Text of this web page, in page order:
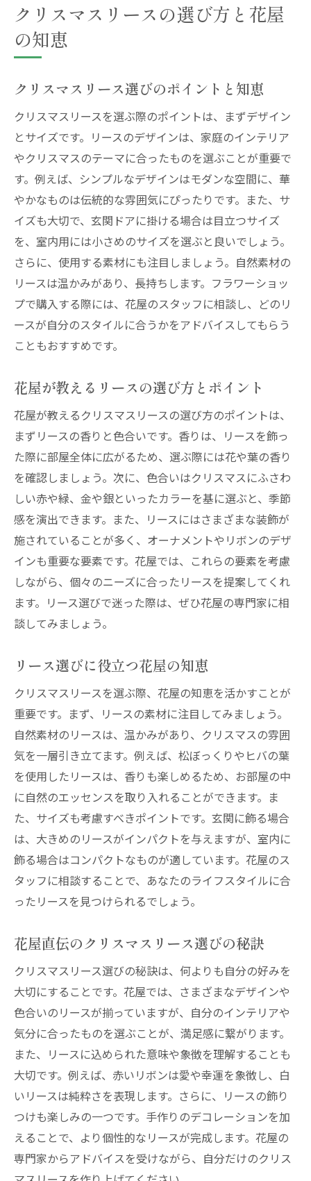
クリスマスリースの選び方と花屋
の知恵
クリスマスリース選びのポイントと知恵
クリスマスリースを選ぶ際のポイントは、まずデザイン
とサイズです。リースのデザインは、家庭のインテリア
やクリスマスのテーマに合ったものを選ぶことが重要で
す。例えば、シンプルなデザインはモダンな空間に、華
やかなものは伝統的な雰囲気にぴったりです。また、サ
イズも大切で、玄関ドアに掛ける場合は目立つサイズ
を、室内用には小さめのサイズを選ぶと良いでしょう。
さらに、使用する素材にも注目しましょう。自然素材の
リースは温かみがあり、長持ちします。フラワーショッ
プで購入する際には、花屋のスタッフに相談し、どのリ
ースが自分のスタイルに合うかをアドバイスしてもらう
こともおすすめです。
花屋が教えるリースの選び方とポイント
花屋が教えるクリスマスリースの選び方のポイントは、
まずリースの香りと色合いです。香りは、リースを飾っ
た際に部屋全体に広がるため、選ぶ際には花や葉の香り
を確認しましょう。次に、色合いはクリスマスにふさわ
しい赤や緑、金や銀といったカラーを基に選ぶと、季節
感を演出できます。また、リースにはさまざまな装飾が
施されていることが多く、オーナメントやリボンのデザ
インも重要な要素です。花屋では、これらの要素を考慮
しながら、個々のニーズに合ったリースを提案してくれ
ます。リース選びで迷った際は、ぜひ花屋の専門家に相
談してみましょう。
リース選びに役立つ花屋の知恵
クリスマスリースを選ぶ際、花屋の知恵を活かすことが
重要です。まず、リースの素材に注目してみましょう。
自然素材のリースは、温かみがあり、クリスマスの雰囲
気を一層引き立てます。例えば、松ぼっくりやヒバの葉
を使用したリースは、香りも楽しめるため、お部屋の中
に自然のエッセンスを取り入れることができます。ま
た、サイズも考慮すべきポイントです。玄関に飾る場合
は、大きめのリースがインパクトを与えますが、室内に
飾る場合はコンパクトなものが適しています。花屋のス
タッフに相談することで、あなたのライフスタイルに合
ったリースを見つけられるでしょう。
花屋直伝のクリスマスリース選びの秘訣
クリスマスリース選びの秘訣は、何よりも自分の好みを
大切にすることです。花屋では、さまざまなデザインや
色合いのリースが揃っていますが、自分のインテリアや
気分に合ったものを選ぶことが、満足感に繋がります。
また、リースに込められた意味や象徴を理解することも
大切です。例えば、赤いリボンは愛や幸運を象徴し、白
いリースは純粋さを表現します。さらに、リースの飾り
つけも楽しみの一つです。手作りのデコレーションを加
えることで、より個性的なリースが完成します。花屋の
専門家からアドバイスを受けながら、自分だけのクリス